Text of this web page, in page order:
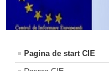
Pagina de start CIE